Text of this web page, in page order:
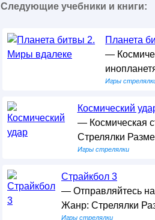
Следующие учебники и книги:
Планета
—
Игры
Космический
— Космическая
Стрелялки
Игры стрелялки
Страйкбол 3
— Отправляйтесь на
Жанр: Стрелялки
Игры стрелялки